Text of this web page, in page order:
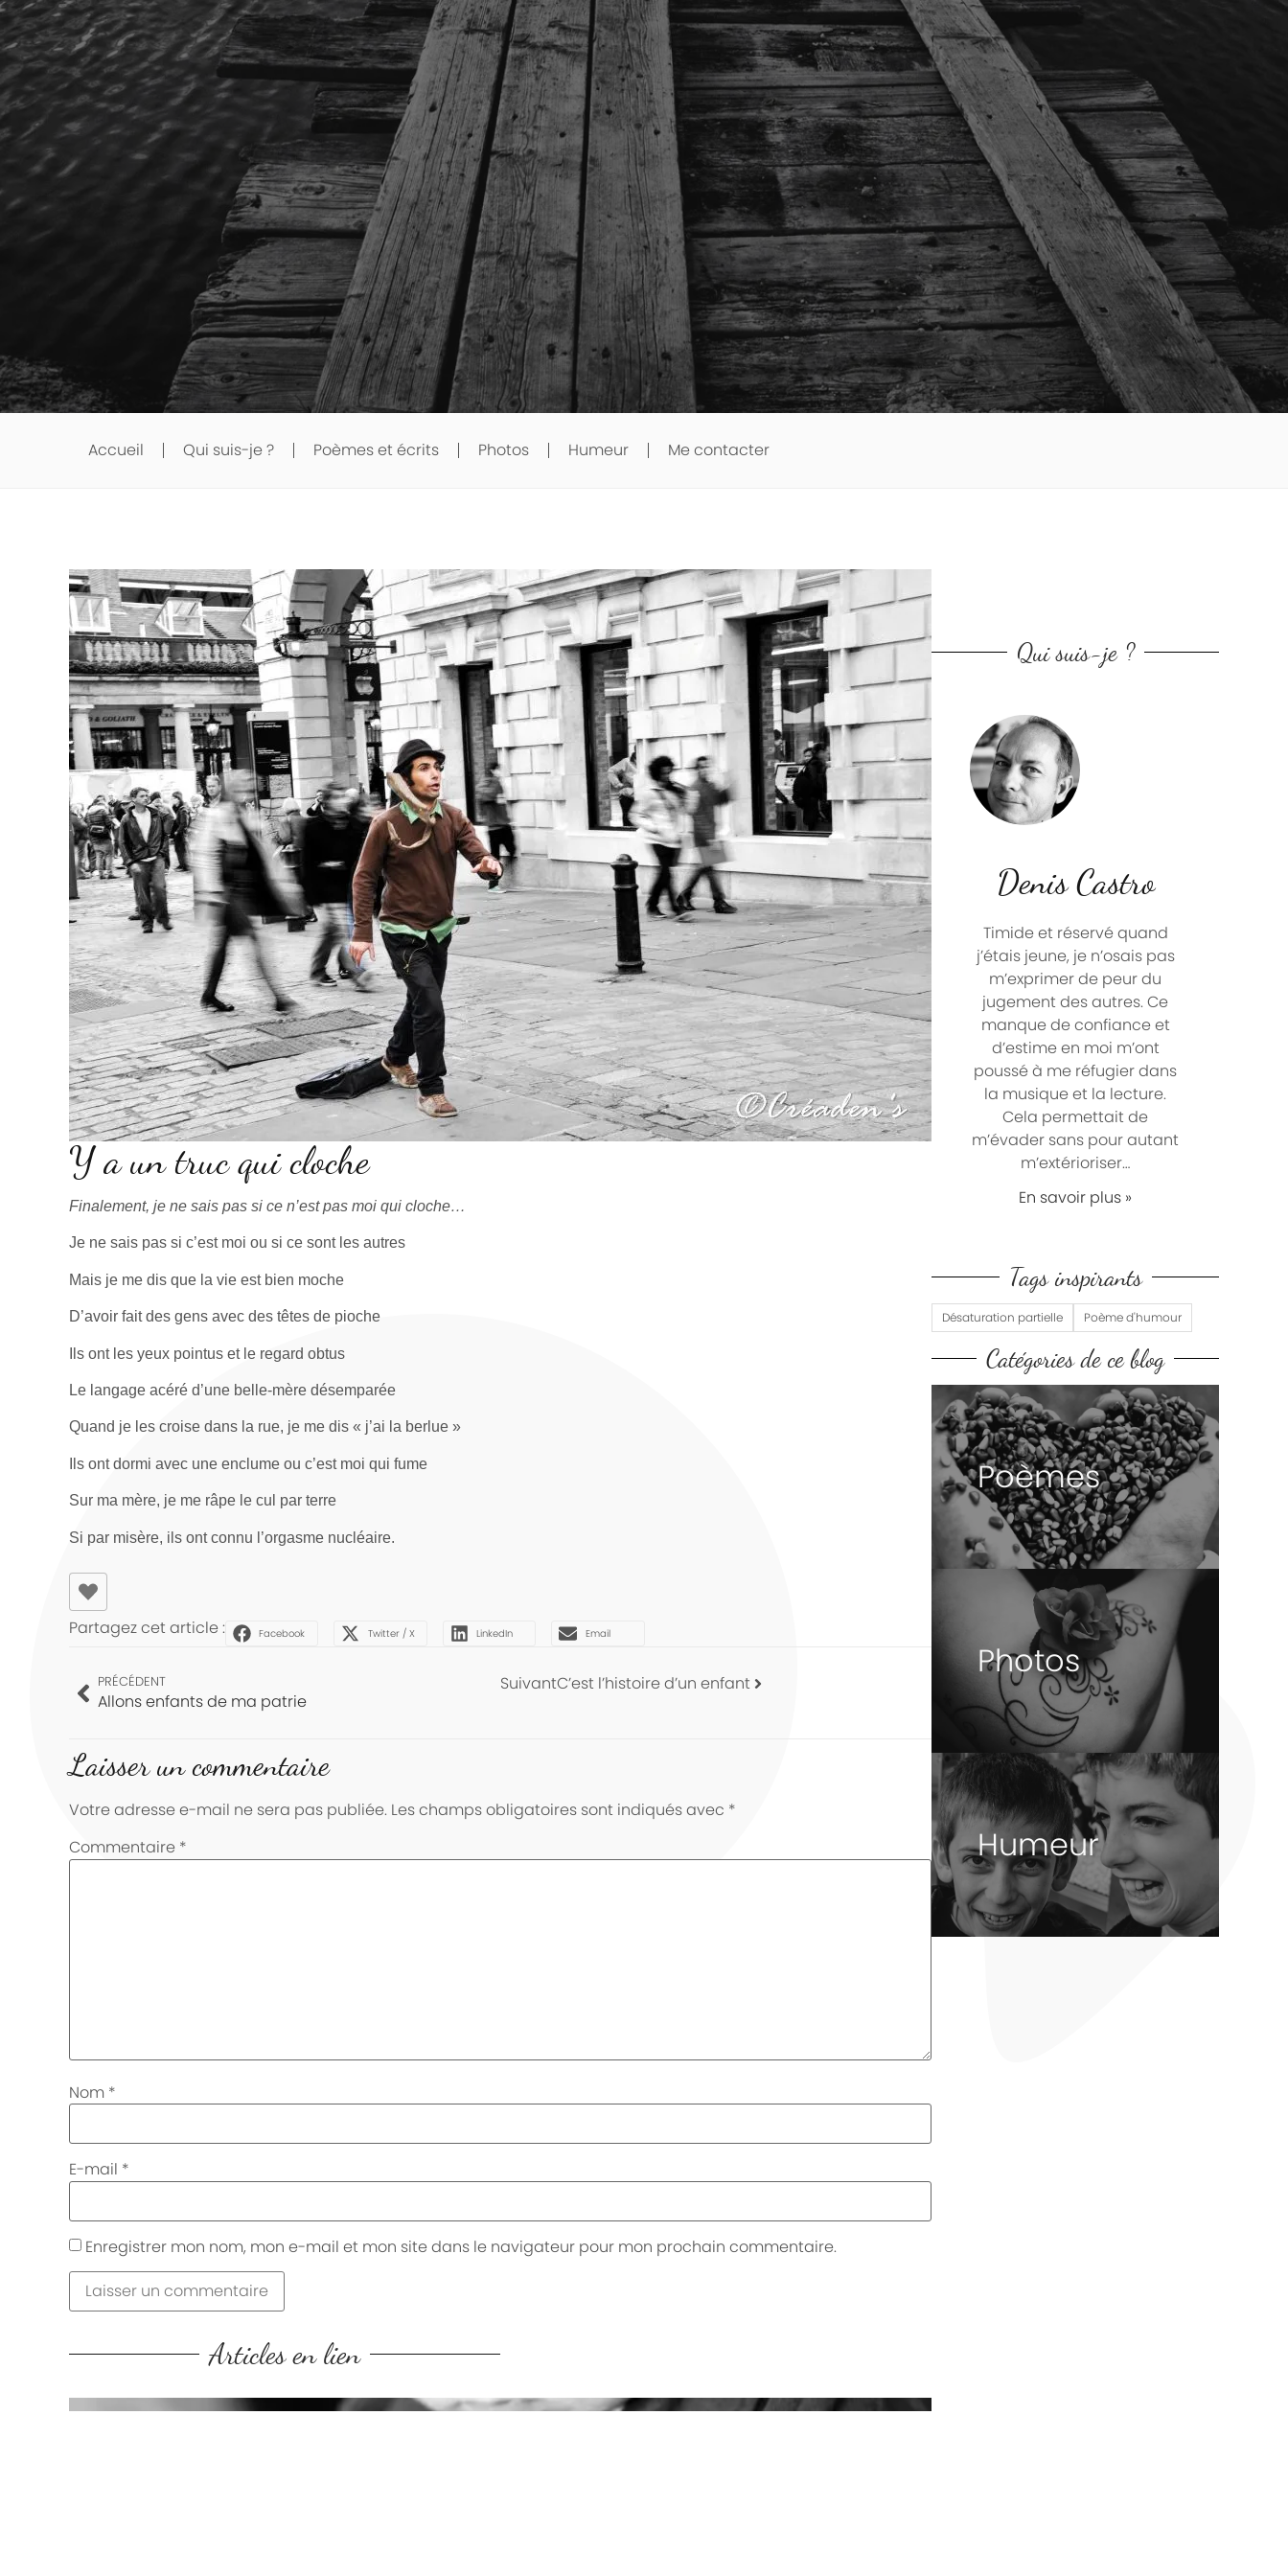
Accueil Qui suis-je ? Poèmes et écrits Photos Humeur Me contacter
Y a un truc qui cloche
Finalement, je ne sais pas si ce n’est pas moi qui cloche…
Je ne sais pas si c’est moi ou si ce sont les autres
Mais je me dis que la vie est bien moche
D’avoir fait des gens avec des têtes de pioche
Ils ont les yeux pointus et le regard obtus
Le langage acéré d’une belle-mère désemparée
Quand je les croise dans la rue, je me dis « j’ai la berlue »
Ils ont dormi avec une enclume ou c’est moi qui fume
Sur ma mère, je me râpe le cul par terre
Si par misère, ils ont connu l’orgasme nucléaire.
Partagez cet article : Facebook Twitter / X LinkedIn Email
PRÉCÉDENT
Allons enfants de ma patrie
SuivantC’est l’histoire d’un enfant
Laisser un commentaire
Votre adresse e-mail ne sera pas publiée. Les champs obligatoires sont indiqués avec *
Commentaire *
Nom *
E-mail *
Enregistrer mon nom, mon e-mail et mon site dans le navigateur pour mon prochain commentaire.
Articles en lien
Qui suis-je ?
Denis Castro
Timide et réservé quand
j’étais jeune, je n’osais pas
m’exprimer de peur du
jugement des autres. Ce
manque de confiance et
d’estime en moi m’ont
poussé à me réfugier dans
la musique et la lecture.
Cela permettait de
m’évader sans pour autant
m’extérioriser…
En savoir plus »
Tags inspirants
Désaturation partielle Poème d'humour
Catégories de ce blog
Poèmes
Photos
Humeur